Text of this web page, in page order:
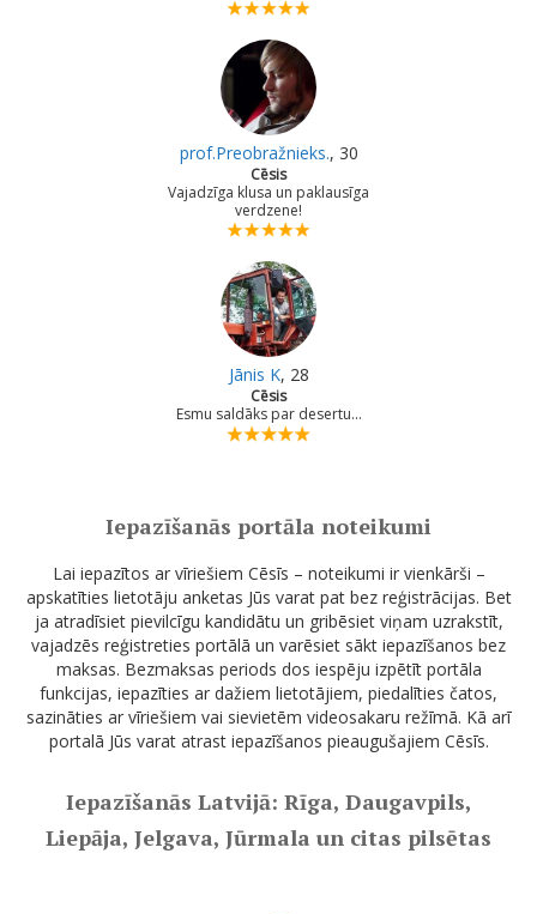
prof.Preobražnieks., 30
Cēsis
Vajadzīga klusa un paklausīga
verdzene!
Jānis K, 28
Cēsis
Esmu saldāks par desertu...
Iepazīšanās portāla noteikumi
Lai iepazītos ar vīriešiem Cēsīs – noteikumi ir vienkārši –
apskatīties lietotāju anketas Jūs varat pat bez reģistrācijas. Bet
ja atradīsiet pievilcīgu kandidātu un gribēsiet viņam uzrakstīt,
vajadzēs reģistreties portālā un varēsiet sākt iepazīšanos bez
maksas. Bezmaksas periods dos iespēju izpētīt portāla
funkcijas, iepazīties ar dažiem lietotājiem, piedalīties čatos,
sazināties ar vīriešiem vai sievietēm videosakaru režīmā. Kā arī
portalā Jūs varat atrast iepazīšanos pieaugušajiem Cēsīs.
Iepazīšanās Latvijā: Rīga, Daugavpils,
Liepāja, Jelgava, Jūrmala un citas pilsētas